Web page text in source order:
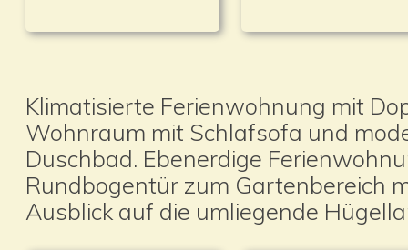
Klimatisierte Ferienwohnung mit
Wohnraum mit Schlafsofa und
Duschbad. Ebenerdige
Rundbogentür zum Gartenbereich
Ausblick auf die umliegende